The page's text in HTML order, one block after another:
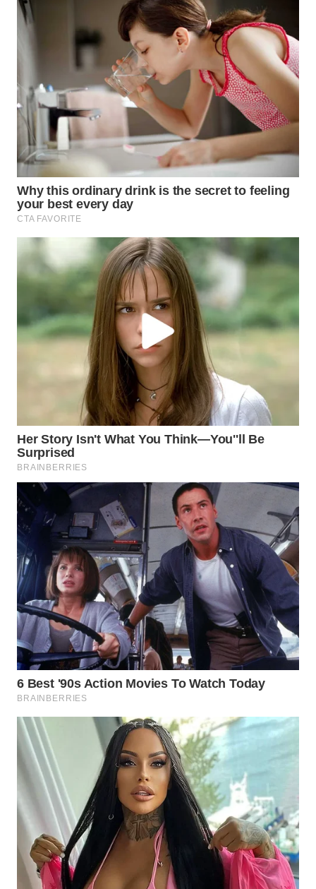
MAJALENGKA
WN
SUBANG
WN
SUKABUMI
WN
TIMUR
SEMARANG
WN
BOROBUDUR
WN
MADURA
WN
SURABAYA
WN
NATUNA
WN
BINTAN
WN
MANDALIKA
WN
LIKUPANG
WN
LABUANBAJO
WN